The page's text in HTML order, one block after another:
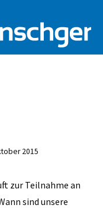
2015
zur Teilnahme an
sind unsere